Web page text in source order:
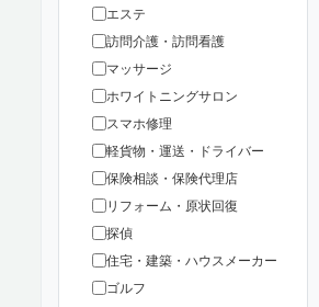
エステ
訪問介護・訪問看護
マッサージ
ホワイトニングサロン
スマホ修理
軽貨物・運送・ドライバー
保険相談・保険代理店
リフォーム・原状回復
探偵
住宅・建築・ハウスメーカー
ゴルフ